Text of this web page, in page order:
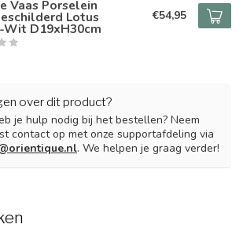
Vaas Porselein
Lotus
D19xH30cm
€54,95
over dit product?
je hulp nodig bij het bestellen? Neem
contact op met onze supportafdeling via
. We helpen je graag verder!